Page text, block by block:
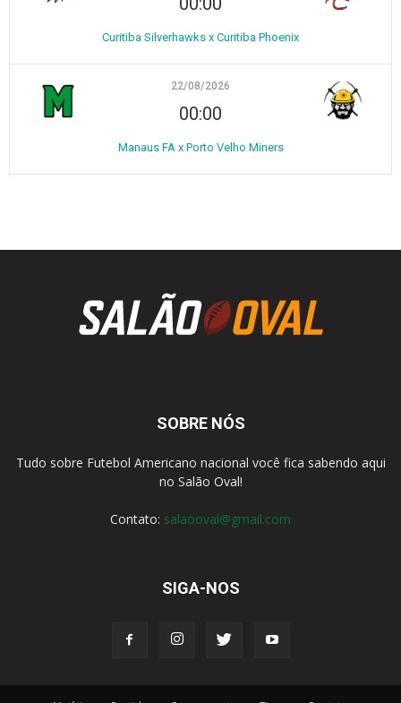
Curitiba Silverhawks x Curitiba Phoenix
22/08/2026
00:00
Manaus FA x Porto Velho Miners
SOBRE NÓS
Tudo sobre Futebol Americano nacional você fica sabendo aqui
no Salão Oval!
Contato: salaooval@gmail.com
SIGA-NOS